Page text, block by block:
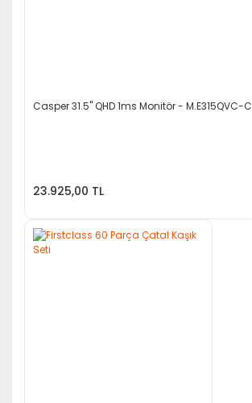
Casper 31.5'' QHD 1ms Monitör - M.E315QVC-C
23.925,00 TL